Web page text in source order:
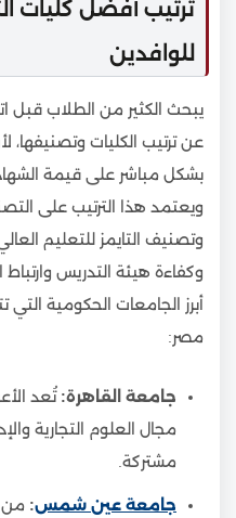
ترتيب أفضل كليات
للوافدين
يبحث الكثير من الطلاب قبل
عن ترتيب الكليات
بشكل مباشر على قيمة
وتصنيف التايمز للتعليم
وكفاءة هيئة التدريس
أبرز الجامعات الحكومية
مصر:
جامعة القاهرة: تُعد
مجال العلوم التجارية
مشتركة.
جامعة عين شمس: من